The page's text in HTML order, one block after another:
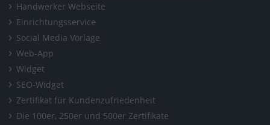
Handwerker Webseite
Einrichtungsservice
Social Media Vorlage
Web-App
Widget
SEO-Widget
Zertifikat für Kundenzufriedenheit
Die 100er, 250er und 500er Zertifikate